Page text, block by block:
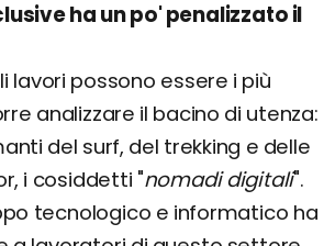
ha un po' penalizzato il
lavori possono essere i più
analizzare il bacino di utenza:
del surf, del trekking e delle
i cosiddetti "nomadi digitali".
tecnologico e informatico ha